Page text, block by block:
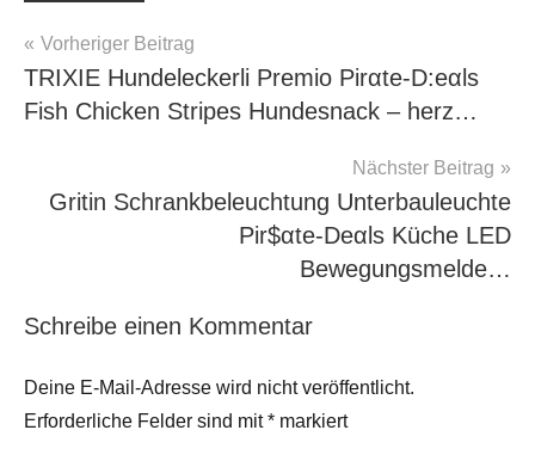
Beitragsnavigation
Vorheriger Beitrag
TRIXIE Hundeleckerli Premio Pirαtе-D:еαls
Fish Chicken Stripes Hundesnack – herz…
Nächster Beitrag
Gritin Schrankbeleuchtung Unterbauleuchte
Pir$αtе-Dеαls Küche LED
Bewegungsmelde…
Schreibe einen Kommentar
Deine E-Mail-Adresse wird nicht veröffentlicht.
Erforderliche Felder sind mit* markiert